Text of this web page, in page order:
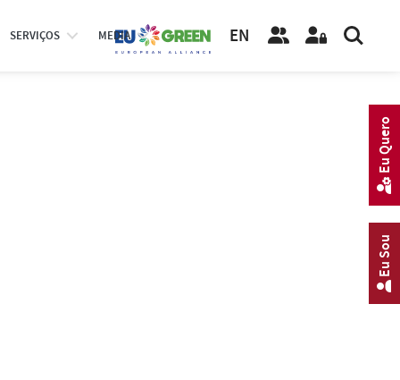
SERVIÇOS MEDIA EN
Eu Sou
Eu Quero